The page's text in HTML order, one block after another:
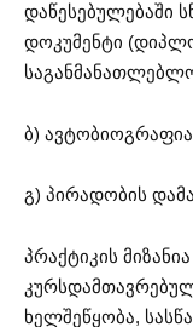
დაწესებულებაში
დოკუმენტი
ბ)
გ) პირადობის
პრაქტიკის
ხელშეწყობა,